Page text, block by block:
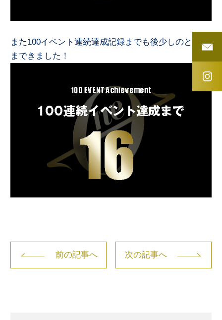
また100イベント連続達成記録までも後少しのところ
まできました！
前の記事へ 次の記事へ